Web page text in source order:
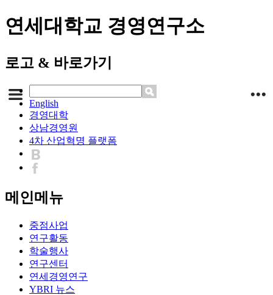
연세대학교 경영연구소
로고 & 바로가기
English
경영대학
상남경영원
4차 산업혁명 플랫폼
메인메뉴
중점사업
연구활동
학술행사
연구센터
연세경영연구
YBRI 뉴스